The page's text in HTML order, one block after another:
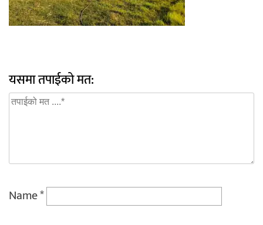
यसमा तपाईको मत:
Name*